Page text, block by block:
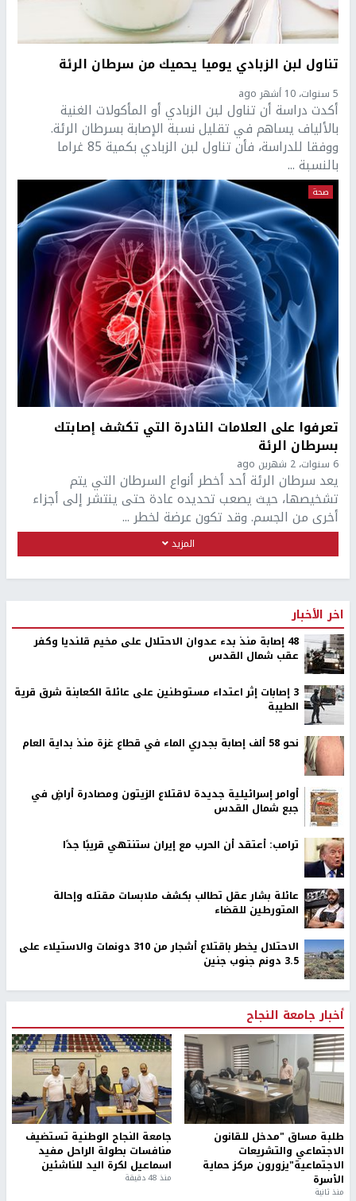
تناول لبن الزبادي يوميا يحميك من سرطان الرئة
5 سنوات، 10 أشهر ago
أكدت دراسة أن تناول لبن الزبادي أو المأكولات الغنية
بالألياف يساهم في تقليل نسبة الإصابة بسرطان الرئة.
ووفقا للدراسة، فأن تناول لبن الزبادي بكمية 85 غراما
بالنسبة ...
صحة
تعرفوا على العلامات النادرة التي تكشف إصابتك
بسرطان الرئة
6 سنوات، 2 شهرين ago
يعد سرطان الرئة أحد أخطر أنواع السرطان التي يتم
تشخيصها، حيث يصعب تحديده عادة حتى ينتشر إلى أجزاء
أخرى من الجسم. وقد تكون عرضة لخطر ...
المزيد
اخر الأخبار
48 إصابة منذ بدء عدوان الاحتلال على مخيم قلنديا وكفر
عقب شمال القدس
‏3 إصابات إثر اعتداء مستوطنين على عائلة الكعابنة شرق قرية
الطيبة
نحو 58 ألف إصابة بجدري الماء في قطاع غزة منذ بداية العام
أوامر إسرائيلية جديدة لاقتلاع الزيتون ومصادرة أراضٍ في
جبع شمال القدس
ترامب: أعتقد أن الحرب مع إيران ستنتهي قريبًا جدًا
عائلة بشار عقل تطالب بكشف ملابسات مقتله وإحالة
المتورطين للقضاء
الاحتلال يخطر باقتلاع أشجار من 310 دونمات والاستيلاء على
3.5 دونم جنوب جنين
أخبار جامعة النجاح
طلبة مساق "مدخل للقانون
الاجتماعي والتشريعات
الاجتماعية"يزورون مركز حماية
الأسرة
منذ ثانية
جامعة النجاح الوطنية تستضيف
منافسات بطولة الراحل مفيد
اسماعيل لكرة اليد للناشئين
منذ 48 دقيقة